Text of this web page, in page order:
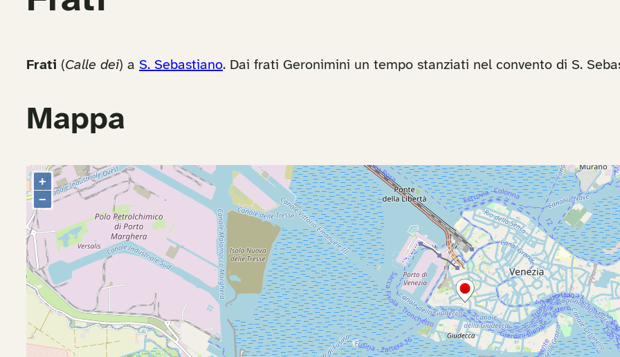
Frati (Calle dei) a S. Sebastiano. Dai frati Geronimini un tempo stanziati nel convento di S.
Mappa